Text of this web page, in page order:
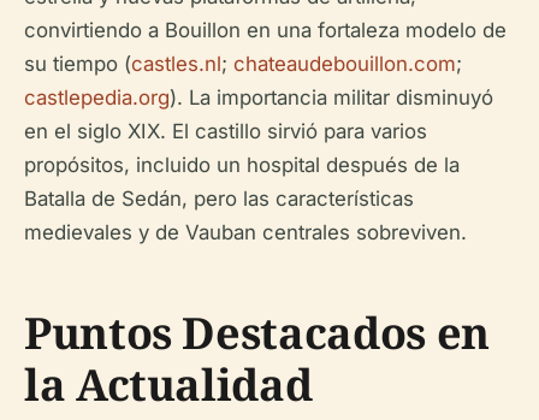
convirtiendo a Bouillon en una fortaleza modelo de
su tiempo (castles.nl; chateaudebouillon.com;
castlepedia.org). La importancia militar disminuyó
en el siglo XIX. El castillo sirvió para varios
propósitos, incluido un hospital después de la
Batalla de Sedán, pero las características
medievales y de Vauban centrales sobreviven.
Puntos Destacados en
la Actualidad